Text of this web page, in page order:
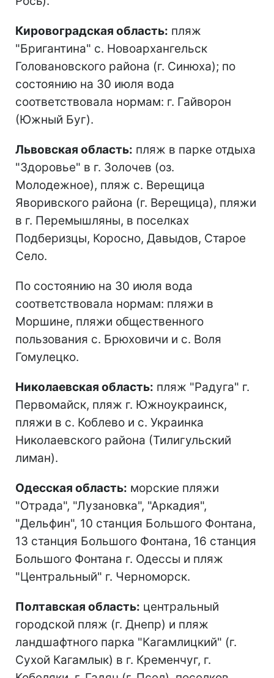
Кировоградская область: пляж
"Бригантина" с. Новоархангельск
Головановского района (г. Синюха); по
состоянию на 30 июля вода
соответствовала нормам: г. Гайворон
(Южный Буг).
Львовская область: пляж в парке отдыха
"Здоровье" в г. Золочев (оз.
Молодежное), пляж с. Верещица
Яворивского района (г. Верещица), пляжи
в г. Перемышляны, в поселках
Подберизцы, Коросно, Давыдов, Старое
Село.
По состоянию на 30 июля вода
соответствовала нормам: пляжи в
Моршине, пляжи общественного
пользования с. Брюховичи и с. Воля
Гомулецко.
Николаевская область: пляж "Радуга" г.
Первомайск, пляж г. Южноукраинск,
пляжи в с. Коблево и с. Украинка
Николаевского района (Тилигульский
лиман).
Одесская область: морские пляжи
"Отрада", "Лузановка", "Аркадия",
"Дельфин", 10 станция Большого Фонтана,
13 станция Большого Фонтана, 16 станция
Большого Фонтана г. Одессы и пляж
"Центральный" г. Черноморск.
Полтавская область: центральный
городской пляж (г. Днепр) и пляж
ландшафтного парка "Кагамлицкий" (г.
Сухой Кагамлык) в г. Кременчуг, г.